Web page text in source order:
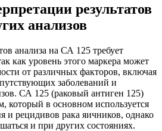
результатов
анализов
анализа на СА 125 требует
как уровень этого маркера может
от различных факторов, включая
заболеваний и
СА 125 (раковый антиген 125)
который в основном используется
и рецидивов рака яичников, однако
и при других состояниях.